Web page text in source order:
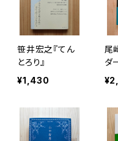
笹井宏之『てん
とろり』
¥1,430
尾
ダ